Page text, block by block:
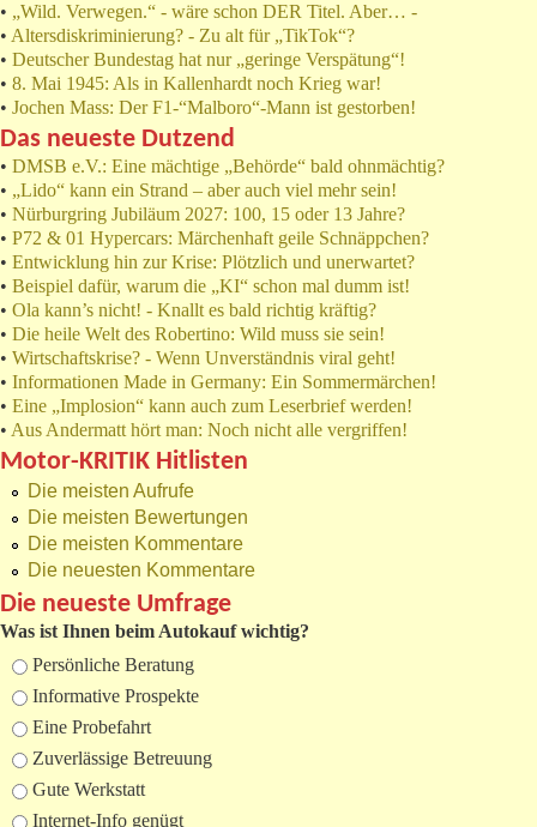
• „Wild. Verwegen.“ - wäre schon DER Titel. Aber… -
• Altersdiskriminierung? - Zu alt für „TikTok“?
• Deutscher Bundestag hat nur „geringe Verspätung“!
• 8. Mai 1945: Als in Kallenhardt noch Krieg war!
• Jochen Mass: Der F1-“Malboro“-Mann ist gestorben!
Das neueste Dutzend
• DMSB e.V.: Eine mächtige „Behörde“ bald ohnmächtig?
• „Lido“ kann ein Strand – aber auch viel mehr sein!
• Nürburgring Jubiläum 2027: 100, 15 oder 13 Jahre?
• P72 & 01 Hypercars: Märchenhaft geile Schnäppchen?
• Entwicklung hin zur Krise: Plötzlich und unerwartet?
• Beispiel dafür, warum die „KI“ schon mal dumm ist!
• Ola kann’s nicht! - Knallt es bald richtig kräftig?
• Die heile Welt des Robertino: Wild muss sie sein!
• Wirtschaftskrise? - Wenn Unverständnis viral geht!
• Informationen Made in Germany: Ein Sommermärchen!
• Eine „Implosion“ kann auch zum Leserbrief werden!
• Aus Andermatt hört man: Noch nicht alle vergriffen!
Motor-KRITIK Hitlisten
Die meisten Aufrufe
Die meisten Bewertungen
Die meisten Kommentare
Die neuesten Kommentare
Die neueste Umfrage
Was ist Ihnen beim Autokauf wichtig?
Auswahlmöglichkeiten
Persönliche Beratung
Informative Prospekte
Eine Probefahrt
Zuverlässige Betreuung
Gute Werkstatt
Internet-Info genügt